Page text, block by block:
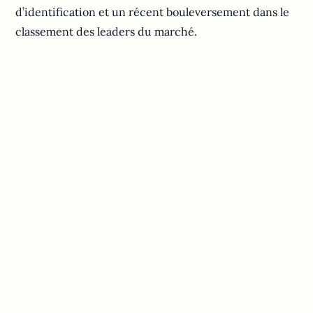
d’identification et un récent bouleversement dans le
classement des leaders du marché.